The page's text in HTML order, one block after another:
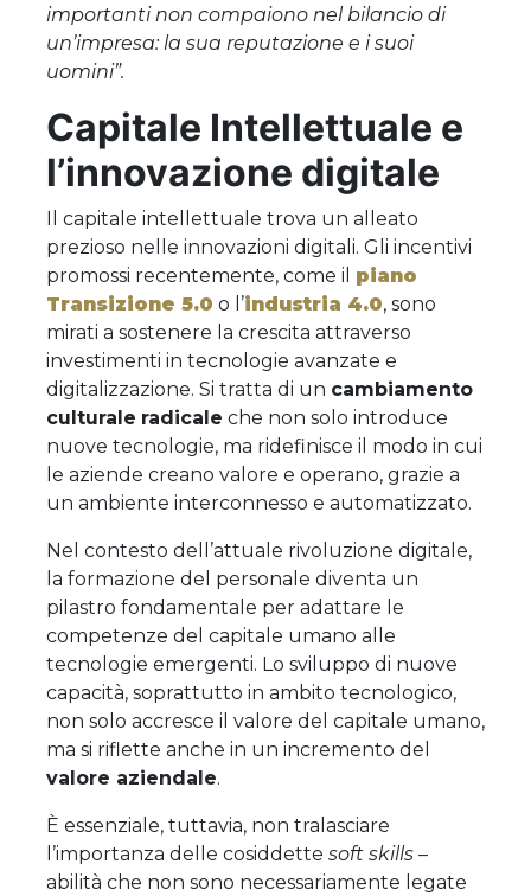
importanti non compaiono nel bilancio di
un’impresa: la sua reputazione e i suoi
uomini”.
Capitale Intellettuale e
l’innovazione digitale
Il capitale intellettuale trova un alleato
prezioso nelle innovazioni digitali. Gli incentivi
promossi recentemente, come il piano
Transizione 5.0 o l’industria 4.0, sono
mirati a sostenere la crescita attraverso
investimenti in tecnologie avanzate e
digitalizzazione. Si tratta di un cambiamento
culturale radicale che non solo introduce
nuove tecnologie, ma ridefinisce il modo in cui
le aziende creano valore e operano, grazie a
un ambiente interconnesso e automatizzato.
Nel contesto dell’attuale rivoluzione digitale,
la formazione del personale diventa un
pilastro fondamentale per adattare le
competenze del capitale umano alle
tecnologie emergenti. Lo sviluppo di nuove
capacità, soprattutto in ambito tecnologico,
non solo accresce il valore del capitale umano,
ma si riflette anche in un incremento del
valore aziendale.
È essenziale, tuttavia, non tralasciare
l’importanza delle cosiddette soft skills –
abilità che non sono necessariamente legate